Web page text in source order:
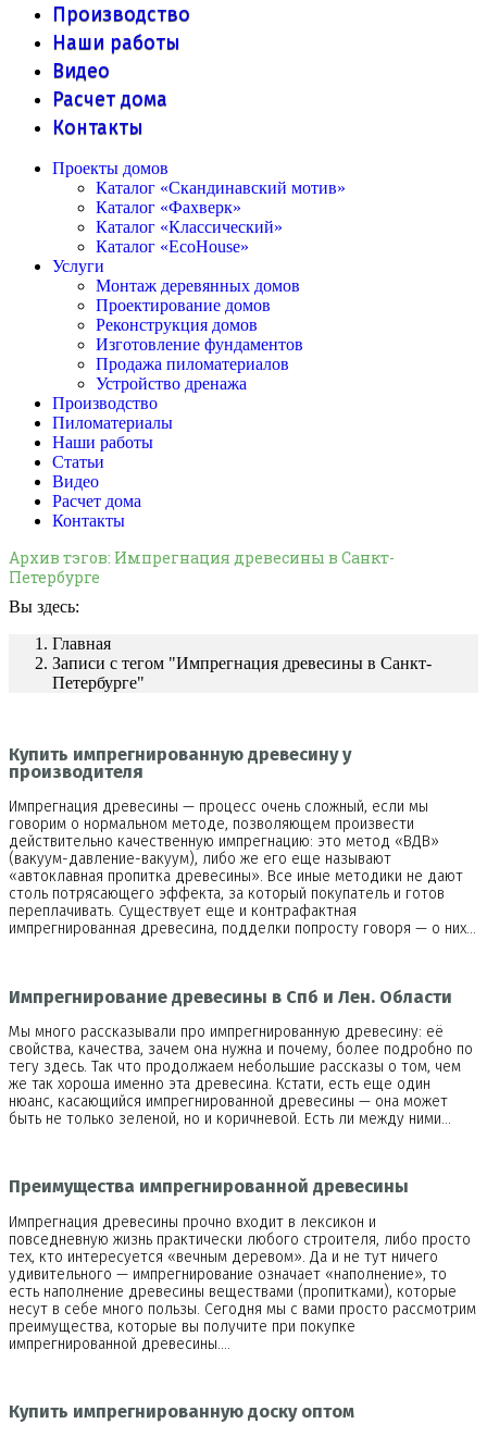
Производство
Наши работы
Видео
Расчет дома
Контакты
Проекты домов
Каталог «Скандинавский мотив»
Каталог «Фахверк»
Каталог «Классический»
Каталог «EcoHouse»
Услуги
Монтаж деревянных домов
Проектирование домов
Реконструкция домов
Изготовление фундаментов
Продажа пиломатериалов
Устройство дренажа
Производство
Пиломатериалы
Наши работы
Статьи
Видео
Расчет дома
Контакты
Архив тэгов: Импрегнация древесины в Санкт-
Петербурге
Вы здесь:
Главная
Записи с тегом "Импрегнация древесины в Санкт-
Петербурге"
Купить импрегнированную древесину у
производителя
Импрегнация древесины — процесс очень сложный, если мы
говорим о нормальном методе, позволяющем произвести
действительно качественную импрегнацию: это метод «ВДВ»
(вакуум-давление-вакуум), либо же его еще называют
«автоклавная пропитка древесины». Все иные методики не дают
столь потрясающего эффекта, за который покупатель и готов
переплачивать. Существует еще и контрафактная
импрегнированная древесина, подделки попросту говоря — о них…
Импрегнирование древесины в Спб и Лен. Области
Мы много рассказывали про импрегнированную древесину: её
свойства, качества, зачем она нужна и почему, более подробно по
тегу здесь. Так что продолжаем небольшие рассказы о том, чем
же так хороша именно эта древесина. Кстати, есть еще один
нюанс, касающийся импрегнированной древесины — она может
быть не только зеленой, но и коричневой. Есть ли между ними…
Преимущества импрегнированной древесины
Импрегнация древесины прочно входит в лексикон и
повседневную жизнь практически любого строителя, либо просто
тех, кто интересуется «вечным деревом». Да и не тут ничего
удивительного — импрегнирование означает «наполнение», то
есть наполнение древесины веществами (пропитками), которые
несут в себе много пользы. Сегодня мы с вами просто рассмотрим
преимущества, которые вы получите при покупке
импрегнированной древесины.…
Купить импрегнированную доску оптом